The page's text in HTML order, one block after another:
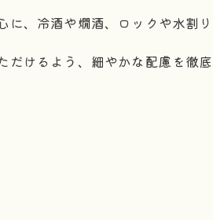
、冷酒や燗酒、ロックや水割り
だけるよう、細やかな配慮を徹